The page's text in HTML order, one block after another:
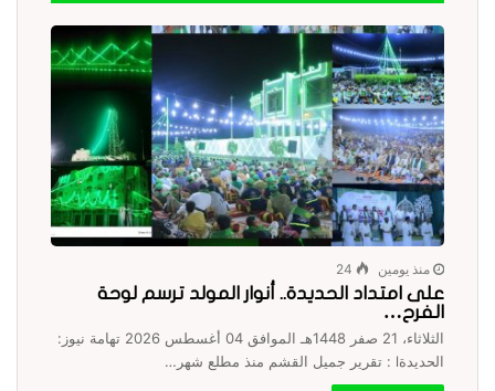
منذ يومين 24
على امتداد الحديدة.. أنوار المولد ترسم لوحة
الفرح…
الثلاثاء، 21 صفر 1448هـ الموافق 04 أغسطس 2026 تهامة نيوز:
الحديدةl : تقرير جميل القشم منذ مطلع شهر…